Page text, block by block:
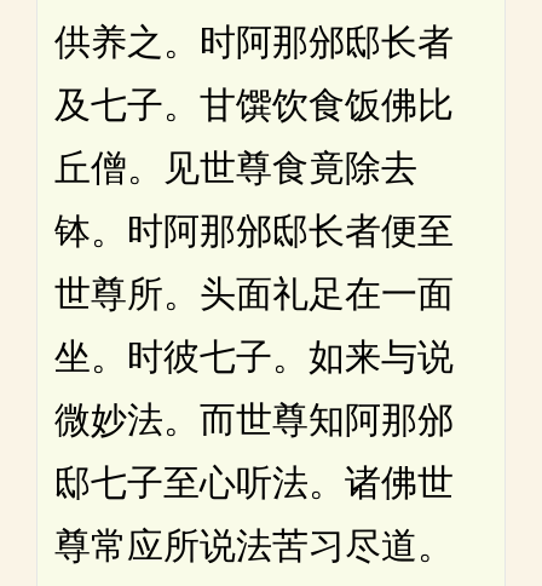
供养之。时阿那邠邸长者
及七子。甘馔饮食饭佛比
丘僧。见世尊食竟除去
钵。时阿那邠邸长者便至
世尊所。头面礼足在一面
坐。时彼七子。如来与说
微妙法。而世尊知阿那邠
邸七子至心听法。诸佛世
尊常应所说法苦习尽道。